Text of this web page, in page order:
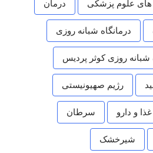
های علوم پزشکی درمان
درمانگاه شبانه روزی
شبانه روزی کوثر پردیس
رژیم صهیونیستی
و دارو سرطان
شیرخشک